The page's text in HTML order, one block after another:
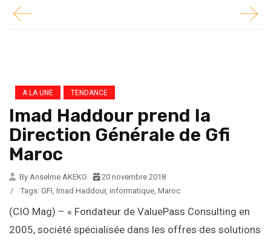
A LA UNE TENDANCE
Imad Haddour prend la
Direction Générale de Gfi
Maroc
By Anselme AKEKO
20 novembre 2018
/
Tags: GFI, Imad Haddour, informatique, Maroc
(CIO Mag) – « Fondateur de ValuePass Consulting en
2005, société spécialisée dans les offres des solutions